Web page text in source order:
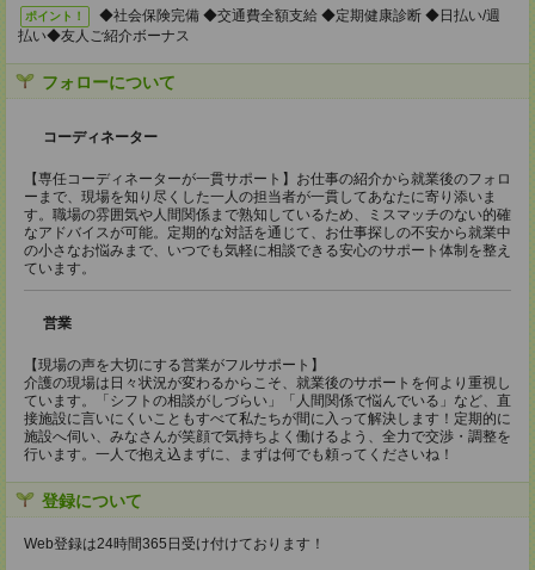
ポイント！
◆社会保険完備 ◆交通費全額支給 ◆定期健康診断 ◆日払い/週
払い◆友人ご紹介ボーナス
フォローについて
コーディネーター
【専任コーディネーターが一貫サポート】お仕事の紹介から就業後のフォロ
ーまで、現場を知り尽くした一人の担当者が一貫してあなたに寄り添いま
す。職場の雰囲気や人間関係まで熟知しているため、ミスマッチのない的確
なアドバイスが可能。定期的な対話を通じて、お仕事探しの不安から就業中
の小さなお悩みまで、いつでも気軽に相談できる安心のサポート体制を整え
ています。
営業
【現場の声を大切にする営業がフルサポート】
介護の現場は日々状況が変わるからこそ、就業後のサポートを何より重視し
ています。「シフトの相談がしづらい」「人間関係で悩んでいる」など、直
接施設に言いにくいこともすべて私たちが間に入って解決します！定期的に
施設へ伺い、みなさんが笑顔で気持ちよく働けるよう、全力で交渉・調整を
行います。一人で抱え込まずに、まずは何でも頼ってくださいね！
登録について
Web登録は24時間365日受け付けております！